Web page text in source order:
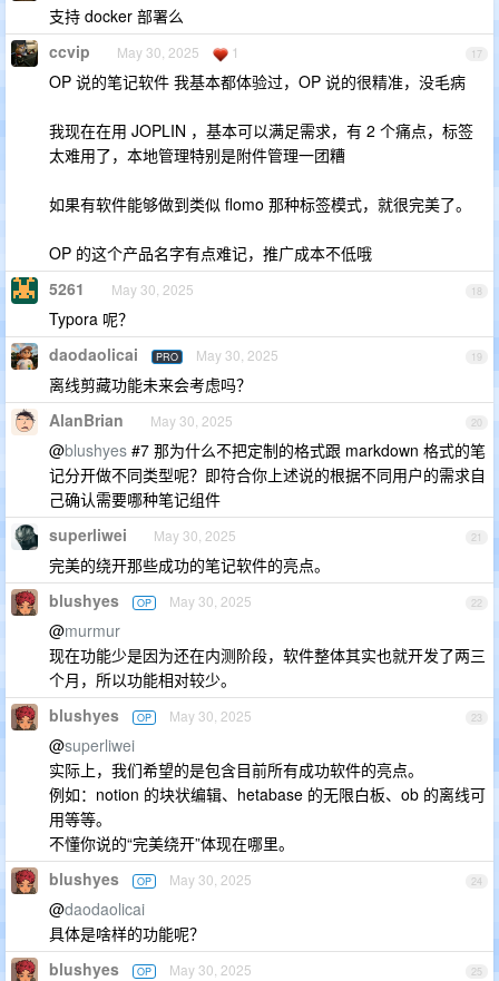
支持 docker 部署么
17
ccvip May 30, 2025 1
OP 说的笔记软件 我基本都体验过，OP 说的很精准，没毛病
我现在在用 JOPLIN ，基本可以满足需求，有 2 个痛点，标签
太难用了，本地管理特别是附件管理一团糟
如果有软件能够做到类似 flomo 那种标签模式，就很完美了。
OP 的这个产品名字有点难记，推广成本不低哦
18
5261 May 30, 2025
Typora 呢？
19
daodaolicai PRO May 30, 2025
离线剪藏功能未来会考虑吗？
20
AlanBrian May 30, 2025
@blushyes #7 那为什么不把定制的格式跟 markdown 格式的笔
记分开做不同类型呢？即符合你上述说的根据不同用户的需求自
己确认需要哪种笔记组件
21
superliwei May 30, 2025
完美的绕开那些成功的笔记软件的亮点。
22
blushyes OP May 30, 2025
@murmur
现在功能少是因为还在内测阶段，软件整体其实也就开发了两三
个月，所以功能相对较少。
23
blushyes OP May 30, 2025
@superliwei
实际上，我们希望的是包含目前所有成功软件的亮点。
例如：notion 的块状编辑、hetabase 的无限白板、ob 的离线可
用等等。
不懂你说的“完美绕开”体现在哪里。
24
blushyes OP May 30, 2025
@daodaolicai
具体是啥样的功能呢？
25
blushyes OP May 30, 2025